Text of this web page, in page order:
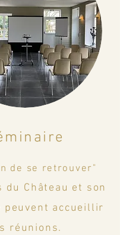
de se retrouver"
du Château et son
peuvent accueillir
réunions.